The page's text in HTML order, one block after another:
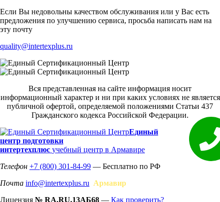
Если Вы недовольны качеством обслуживания или у Вас есть
предложения по улучшению сервиса, просьба написать нам на
эту почту
quality@intertexplus.ru
Вся представленная на сайте информация носит
информационный характер и ни при каких условиях не является
публичной офертой, определяемой положениями Статьи 437
Гражданского кодекса Российской Федерации.
Единый
центр подготовки
интертехплюс учебный центр в Армавире
Телефон +7 (800) 301-84-99 — Бесплатно по РФ
Почта info@intertexplus.ru Армавир
Лицензия № RA.RU.13АБ68 — Как проверить?